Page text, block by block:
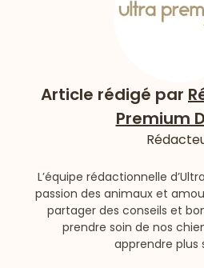
Article rédigé par
Premium
L’équipe rédactionnelle
passion des animaux et
partager des conseils et
prendre soin de nos
apprendre plus